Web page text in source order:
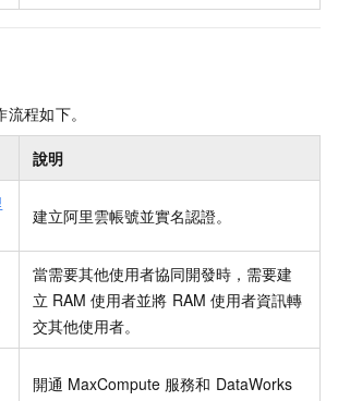
程如下。
說明
建立阿里雲帳號並實名認證。
當需要其他使用者協同開發時，需要建
立 RAM 使用者並將 RAM 使用者資訊轉
交其他使用者。
開通 MaxCompute 服務和 DataWorks